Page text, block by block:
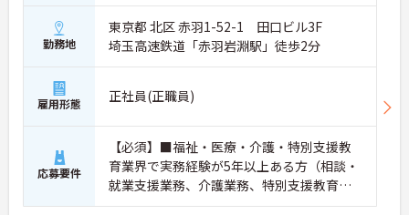
勤務地
東京都 北区 赤羽1-52-1 田口ビル3F
埼玉高速鉄道「赤羽岩淵駅」徒歩2分
雇用形態 正社員(正職員)
応募要件
【必須】■福祉・医療・介護・特別支援教
育業界で実務経験が5年以上ある方（相談・
就業支援業務、介護業務、特別支援教育な
ど）■児童発達支援管理責任者研修受講者